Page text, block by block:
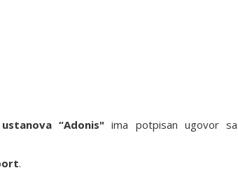
“Adonis" ima potpisan ugovor sa
.